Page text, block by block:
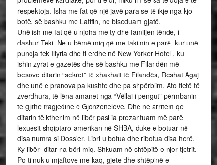
respektoja. Isha me fat që një javë para se të ikje nga kjo
botë, së bashku me Latifin, ne biseduam gjatë.
Unë ish me fat që u njoha me ty dhe familjen tënde, i
dashur Teki. Ne u bëmë miq që me takimin e parë, kur unë
punoja tek Illyria dhe ti erdhe në New Yorker Hotel , ku
ishin zyrat e gazetës dhe së bashku me Filandën më
besove ditarin “sekret” të xhaxhait të Filandës, Reshat Agaj
dhe unë e pranova pa kushte dhe pa shpërblim. Ato fletë të
zverdhura, të lëna amanet nga “Vëllai i pengut” përmbanin
të gjithë tragjedinë e Gjonzenelëve. Dhe ne arritëm që
ditarin të kthenim në libër pasi ia prezantuam më parë
lexuesit shqiptaro-amerikan në SHBA, duke e botuar në
disa numra si Dossier. Libri u botua dhe ribotua disa herë.
Ky libër- ditar na bëri miq. Shkuam në shtëpitë e njer-tjetrit.
Po ti nuk u mjaftove me kaq, gjete dhe shtëpinë e